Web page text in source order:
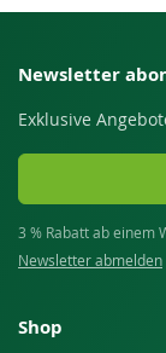
Newsletter
Exklusive
3 % Rabatt ab einem
Newsletter abmelden
Shop